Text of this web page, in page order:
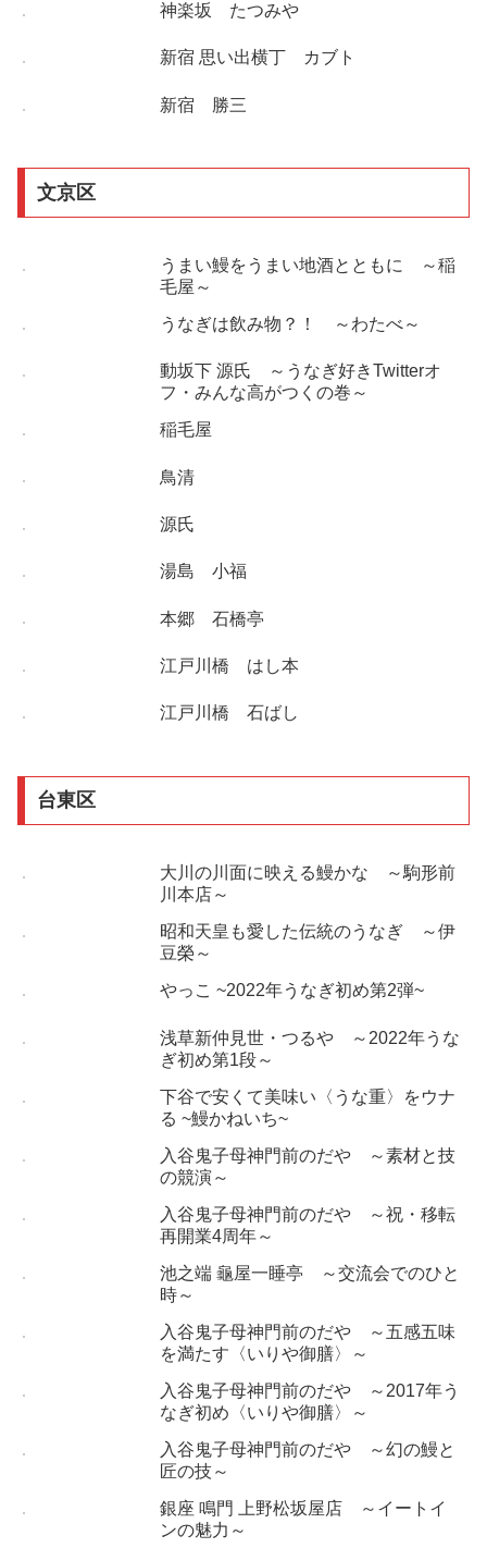
神楽坂 たつみや
新宿 思い出横丁 カブト
新宿 勝三
文京区
うまい鰻をうまい地酒とともに ～稲
毛屋～
うなぎは飲み物？！ ～わたべ～
動坂下 源氏 ～うなぎ好きTwitterオ
フ・みんな高がつくの巻～
稲毛屋
鳥清
源氏
湯島 小福
本郷 石橋亭
江戸川橋 はし本
江戸川橋 石ばし
台東区
大川の川面に映える鰻かな ～駒形前
川本店～
昭和天皇も愛した伝統のうなぎ ～伊
豆榮～
やっこ ~2022年うなぎ初め第2弾~
浅草新仲見世・つるや ～2022年うな
ぎ初め第1段～
下谷で安くて美味い〈うな重〉をウナ
る ~鰻かねいち~
入谷鬼子母神門前のだや ～素材と技
の競演～
入谷鬼子母神門前のだや ～祝・移転
再開業4周年～
池之端 龜屋一睡亭 ～交流会でのひと
時～
入谷鬼子母神門前のだや ～五感五味
を満たす〈いりや御膳〉～
入谷鬼子母神門前のだや ～2017年う
なぎ初め〈いりや御膳〉～
入谷鬼子母神門前のだや ～幻の鰻と
匠の技～
銀座 鳴門 上野松坂屋店 ～イートイ
ンの魅力～